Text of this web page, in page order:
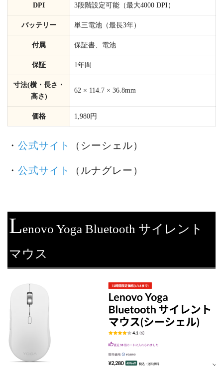
DPI 3段階設定可能（最大4000 DPI）
バッテリー 単三電池（最長3年）
付属 保証書、電池
保証 1年間
寸法(横・長さ・
高さ)
62 × 114.7 × 36.8mm
価格 1,980円
・ 公式サイト （シーシェル）
・ 公式サイト （ルナグレー）
Lenovo Yoga Bluetooth サイレント
マウス